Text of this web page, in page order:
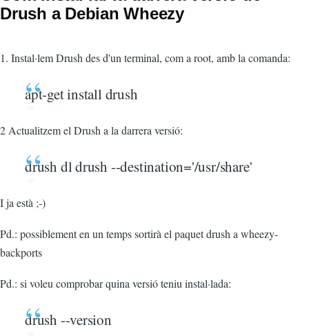
Drush a Debian Wheezy
1. Instal·lem Drush des d'un terminal, com a root, amb la comanda:
apt-get install drush
2 Actualitzem el Drush a la darrera versió:
drush dl drush --destination='/usr/share'
I ja està ;-)
Pd.: possiblement en un temps sortirà el paquet drush a wheezy-
backports
Pd.: si voleu comprobar quina versió teniu instal·lada:
drush --version